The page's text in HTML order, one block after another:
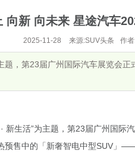
向新 向未来 星途汽车
2025-11-28 来源:SUV头条 作
题，第23届广州国际汽车展览会
新生活”为主题，第23届广州国
预售中的 「 新奢智电中型SUV 」 ——